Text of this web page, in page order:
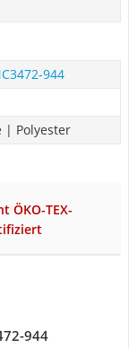
944
| Polyester
ÖKO-TEX-
944